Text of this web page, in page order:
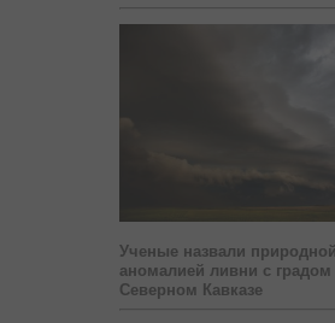
Ученые назвали природной
аномалией ливни с градом
Северном Кавказе